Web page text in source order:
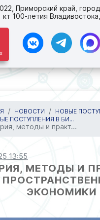
Приморский край,
кт 100-летия
НОВОСТИ
НОВЫЕ
ПОСТУПЛЕНИЯ В БИ...
методы и практ...
13:55
МЕТОДЫ И
ЭКОНОМИКИ